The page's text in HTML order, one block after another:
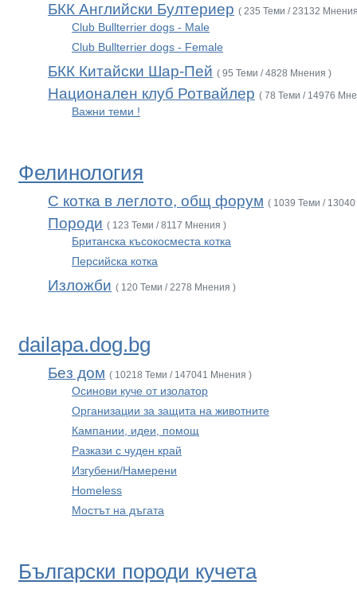
БКК Английски Бултериер ( 235 Теми / 23132
Club Bullterrier dogs - Male
Club Bullterrier dogs - Female
БКК Китайски Шар-Пей ( 95 Теми / 4828 Мнения )
Национален клуб Ротвайлер ( 78 Теми / 14976
Важни теми !
Фелинология
С котка в леглото, общ форум ( 1039 Теми /
Породи ( 123 Теми / 8117 Мнения )
Британска късокосместа котка
Персийска котка
Изложби ( 120 Теми / 2278 Мнения )
dailapa.dog.bg
Без дом ( 10218 Теми / 147041 Мнения )
Осинови куче от изолатор
Организации за защита на животните
Кампании, идеи, помощ
Разкази с чуден край
Изгубени/Намерени
Homeless
Мостът на дъгата
Български породи кучета